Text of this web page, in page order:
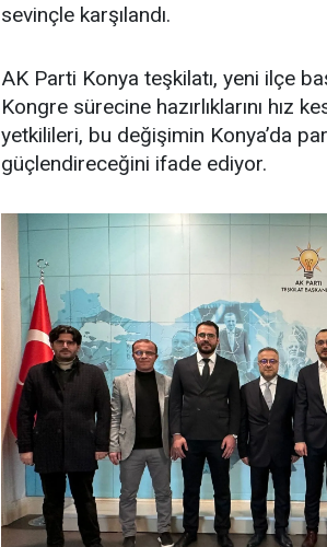
sevinçle karşılandı.
AK Parti Konya teşkilatı, yeni ilçe
Kongre sürecine hazırlıklarını hız
yetkilileri, bu değişimin Konya’da
güçlendireceğini ifade ediyor.